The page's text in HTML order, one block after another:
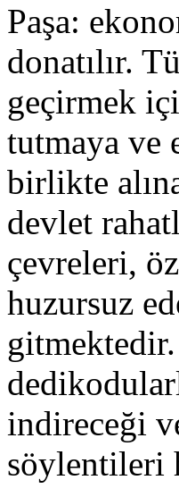
Paşa:
donatılır.
geçirmek
tutmaya ve
birlikte
devlet
çevreleri,
huzursuz
indireceği
söylentileri